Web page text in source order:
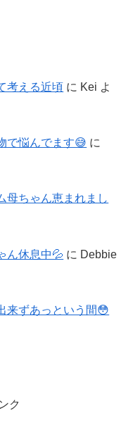
考える近頃 に Kei よ
で悩んでます😅 に
母ちゃん恵まれまし
ん休息中💦 に Debbie
来ずあっという間😳
ク